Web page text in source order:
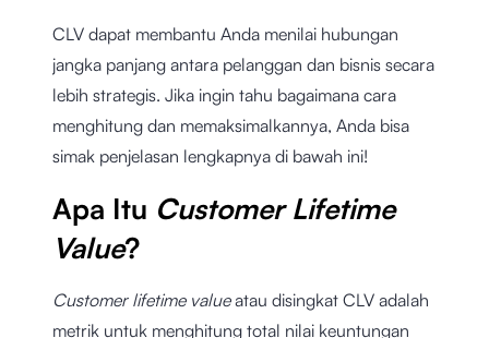
CLV dapat membantu Anda menilai hubungan
jangka panjang antara pelanggan dan bisnis secara
lebih strategis. Jika ingin tahu bagaimana cara
menghitung dan memaksimalkannya, Anda bisa
simak penjelasan lengkapnya di bawah ini!
Apa Itu Customer Lifetime
Value?
Customer lifetime valueatau disingkat CLV adalah
metrik untuk menghitung total nilai keuntungan